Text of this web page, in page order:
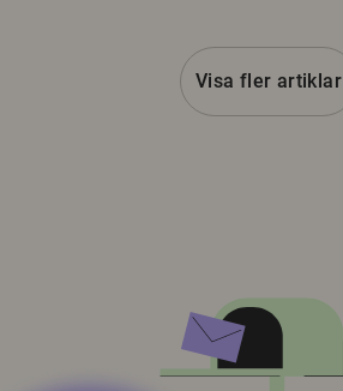
Visa fler artiklar